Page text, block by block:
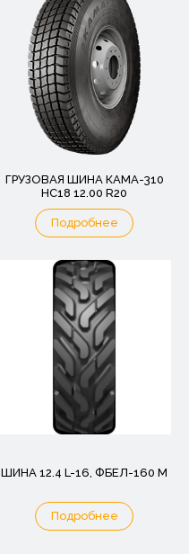
ГРУЗОВАЯ ШИНА КАМА-310
НС18 12.00 R20
Подробнее
ШИНА 12.4 L-16, ФБЕЛ-160 М
Подробнее